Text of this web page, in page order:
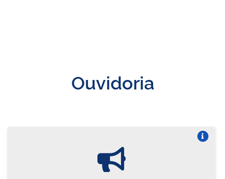
Ouvidoria